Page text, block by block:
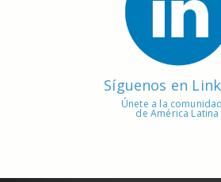
Síguenos en
Únete a la
de América Latina